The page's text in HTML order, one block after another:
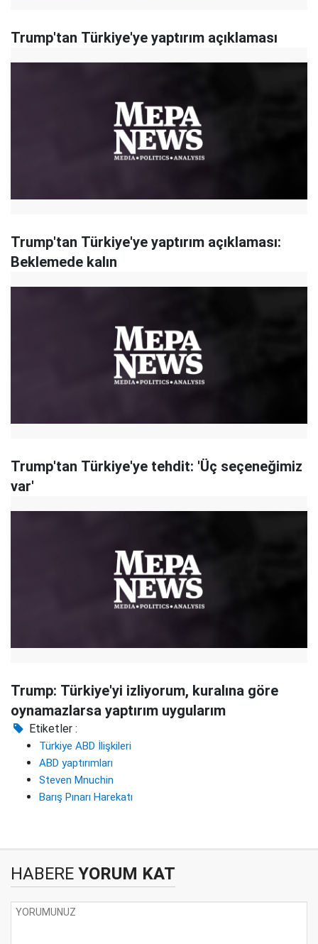
Trump'tan Türkiye'ye yaptırım açıklaması
Trump'tan Türkiye'ye yaptırım açıklaması:
Beklemede kalın
Trump'tan Türkiye'ye tehdit: 'Üç seçeneğimiz
var'
Trump: Türkiye'yi izliyorum, kuralına göre
oynamazlarsa yaptırım uygularım
Etiketler :
Türkiye ABD İlişkileri
ABD yaptırımları
Steven Mnuchin
Barış Pınarı Harekatı
HABERE YORUM KAT